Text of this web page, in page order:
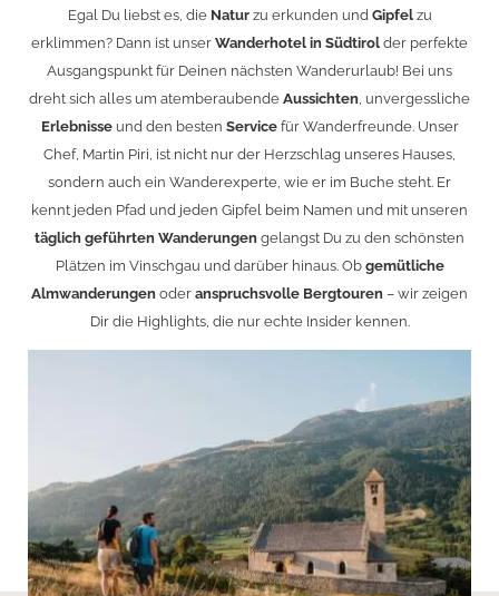
Egal Du liebst es, die Naturzu erkunden und Gipfelzu
erklimmen? Dann ist unser Wanderhotel in Südtirol der perfekte
Ausgangspunkt für Deinen nächsten Wanderurlaub! Bei uns
dreht sich alles um atemberaubende Aussichten , unvergessliche
Erlebnisseund den besten Servicefür Wanderfreunde. Unser
Chef, Martin Piri, ist nicht nur der Herzschlag unseres Hauses,
sondern auch ein Wanderexperte, wie er im Buche steht. Er
kennt jeden Pfad und jeden Gipfel beim Namen und mit unseren
täglich geführten Wanderungen gelangst Du zu den schönsten
Plätzen im Vinschgau und darüber hinaus. Ob gemütliche
Almwanderungen oder anspruchsvolle Bergtouren – wir zeigen
Dir die Highlights, die nur echte Insider kennen.